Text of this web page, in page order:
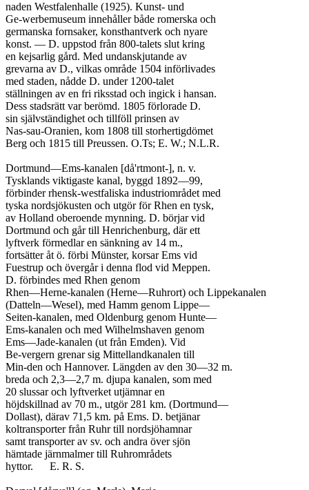
naden Westfalenhalle (1925). Kunst- und
Ge-werbemuseum innehåller både romerska och
germanska fornsaker, konsthantverk och nyare
konst. — D. uppstod från 800-talets slut kring
en kejsarlig gård. Med undanskjutande av
grevarna av D., vilkas område 1504 införlivades
med staden, nådde D. under 1200-talet
ställningen av en fri riksstad och ingick i hansan.
Dess stadsrätt var berömd. 1805 förlorade D.
sin självständighet och tillföll prinsen av
Nas-sau-Oranien, kom 1808 till storhertigdömet
Berg och 1815 till Preussen. O.Ts; E. W.; N.L.R.
Dortmund—Ems-kanalen [då'rtmont-], n. v.
Tysklands viktigaste kanal, byggd 1892—99,
förbinder rhensk-westfaliska industriområdet med
tyska nordsjökusten och utgör för Rhen en tysk,
av Holland oberoende mynning. D. börjar vid
Dortmund och går till Henrichenburg, där ett
lyftverk förmedlar en sänkning av 14 m.,
fortsätter åt ö. förbi Münster, korsar Ems vid
Fuestrup och övergår i denna flod vid Meppen.
D. förbindes med Rhen genom
Rhen—Herne-kanalen (Herne—Ruhrort) och Lippekanalen
(Datteln—Wesel), med Hamm genom Lippe—
Seiten-kanalen, med Oldenburg genom Hunte—
Ems-kanalen och med Wilhelmshaven genom
Ems—Jade-kanalen (ut från Emden). Vid
Be-vergern grenar sig Mittellandkanalen till
Min-den och Hannover. Längden av den 30—32 m.
breda och 2,3—2,7 m. djupa kanalen, som med
20 slussar och lyftverket utjämnar en
höjdskillnad av 70 m., utgör 281 km. (Dortmund—
Dollast), därav 71,5 km. på Ems. D. betjänar
koltransporter från Ruhr till nordsjöhamnar
samt transporter av sv. och andra över sjön
hämtade järnmalmer till Ruhrområdets
hyttor.	E. R. S.